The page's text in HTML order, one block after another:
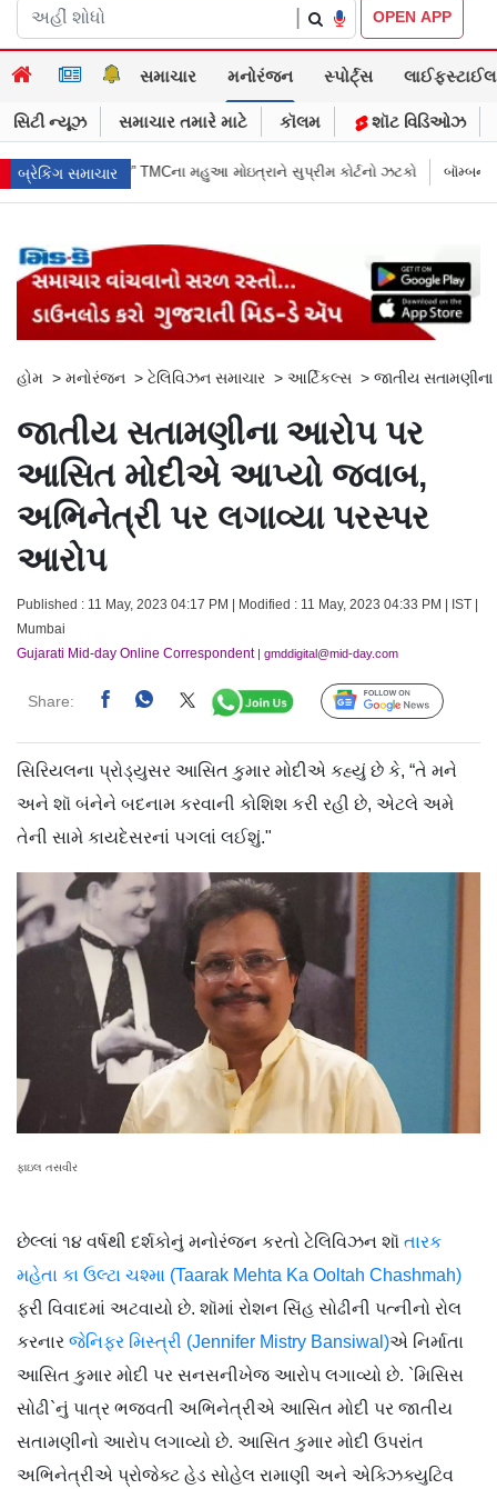
OPEN APP
સમાચાર મનોરંજન સ્પોર્ટ્સ લાઈફસ્ટાઈલ
સિટી ન્યૂઝ સમાચાર તમારે માટે કૉલમ શૉટ વિડિઓઝ
બ્રેકિંગ સમાચાર
સુપ્રીમ કોર્ટનો ઝટકો બૉમ્બની ધમકી બાદ મુંબઈમાં હાઈ ઍલર્ટ: શહેરની
હોમ > મનોરંજન > ટેલિવિઝન સમાચાર > આર્ટિકલ્સ > જાતીય
જાતીય સતામણીના આરોપ પર
આસિત મોદીએ આપ્યો જવાબ,
અભિનેત્રી પર લગાવ્યા પરસ્પર
આરોપ
Published : 11 May, 2023 04:17 PM | Modified : 11 May, 2023 04:33 PM | IST |
Mumbai
Gujarati Mid-day Online Correspondent| gmddigital@mid-day.com
Share: Follow Us
સિરિયલના પ્રોડ્યુસર આસિત કુમાર મોદીએ કહ્યું છે કે, “તે મને
અને શૉ બંનેને બદનામ કરવાની કોશિશ કરી રહી છે, એટલે અમે
તેની સામે કાયદેસરનાં પગલાં લઈશું."
ફાઇલ તસવીર
છેલ્લાં ૧૪ વર્ષથી દર્શકોનું મનોરંજન કરતો ટેલિવિઝન શૉ તારક
મહેતા કા ઉલ્ટા ચશ્મા (Taarak Mehta Ka Ooltah Chashmah)
ફરી વિવાદમાં અટવાયો છે. શૉમાં રોશન સિંહ સોઢીની પત્નીનો રોલ
કરનાર જેનિફર મિસ્ત્રી (Jennifer Mistry Bansiwal)એ નિર્માતા
આસિત કુમાર મોદી પર સનસનીખેજ આરોપ લગાવ્યો છે. `મિસિસ
સોઢી`નું પાત્ર ભજવતી અભિનેત્રીએ આસિત મોદી પર જાતીય
સતામણીનો આરોપ લગાવ્યો છે. આસિત કુમાર મોદી ઉપરાંત
અભિનેત્રીએ પ્રોજેક્ટ હેડ સોહેલ રામાણી અને એક્ઝિક્યુટિવ